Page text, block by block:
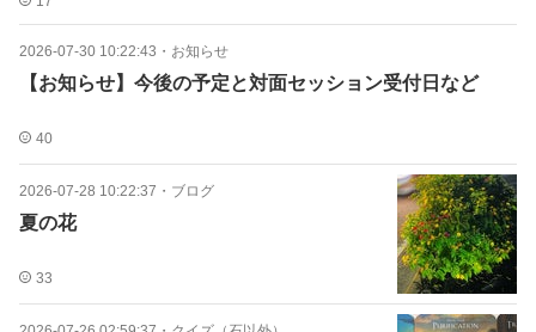
2026-07-30 10:22:43 ・ お知らせ
【お知らせ】今後の予定と対面セッション受付日など
40
2026-07-28 10:22:37 ・ ブログ
夏の花
33